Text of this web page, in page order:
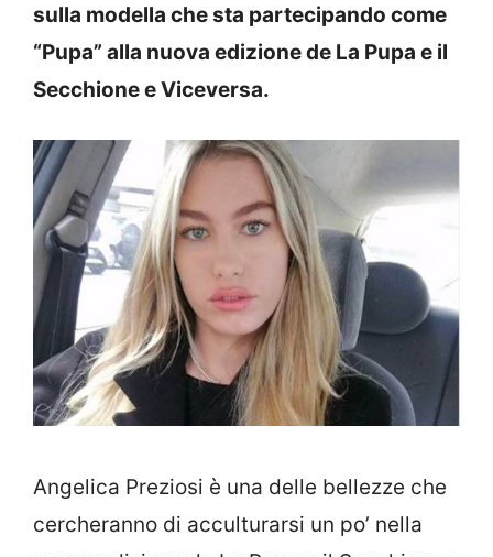
sulla modella che sta partecipando come
“Pupa” alla nuova edizione de La Pupa e il
Secchione e Viceversa.
Angelica Preziosi è una delle bellezze che
cercheranno di acculturarsi un po’ nella